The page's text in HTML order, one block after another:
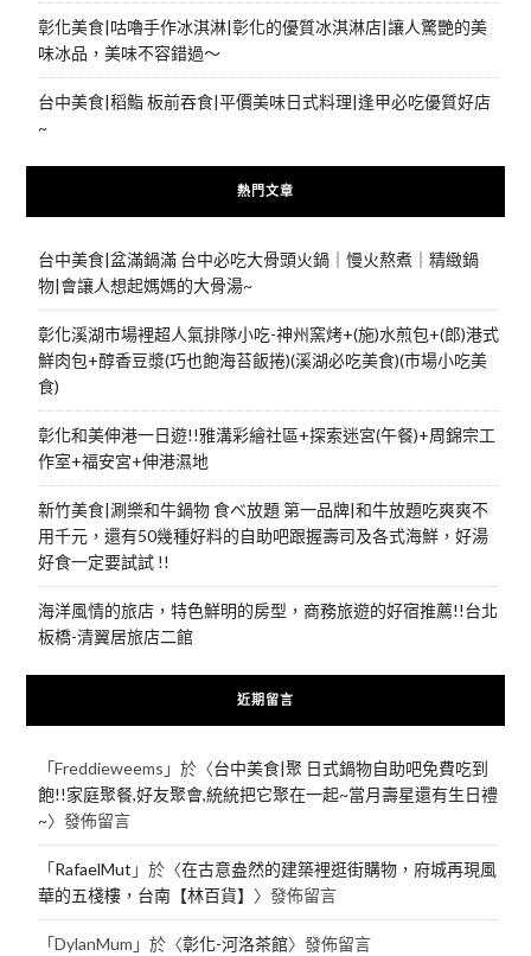
彰化美食|咕嚕手作冰淇淋|彰化的優質冰淇淋店|讓人驚艷的美
味冰品，美味不容錯過～
台中美食|稻鮨 板前吞食|平價美味日式料理|逢甲必吃優質好店
~
熱門文章
台中美食|盆滿鍋滿 台中必吃大骨頭火鍋｜慢火熬煮｜精緻鍋
物|會讓人想起媽媽的大骨湯~
彰化溪湖市場裡超人氣排隊小吃-神州窯烤+(施)水煎包+(郎)港式
鮮肉包+醇香豆漿(巧也飽海苔飯捲)(溪湖必吃美食)(市場小吃美
食)
彰化和美伸港一日遊!!雅溝彩繪社區+探索迷宮(午餐)+周錦宗工
作室+福安宮+伸港濕地
新竹美食|涮樂和牛鍋物 食べ放題 第一品牌|和牛放題吃爽爽不
用千元，還有50幾種好料的自助吧跟握壽司及各式海鮮，好湯
好食一定要試試 !!
海洋風情的旅店，特色鮮明的房型，商務旅遊的好宿推薦!!台北
板橋-清翼居旅店二館
近期留言
「Freddieweems 」於〈台中美食|聚 日式鍋物自助吧免費吃到
飽!!家庭聚餐,好友聚會,統統把它聚在一起~當月壽星還有生日禮
~〉發佈留言
「RafaelMut 」於〈在古意盎然的建築裡逛街購物，府城再現風
華的五棧樓，台南【林百貨】 〉發佈留言
「DylanMum 」於〈彰化-河洛茶館〉發佈留言